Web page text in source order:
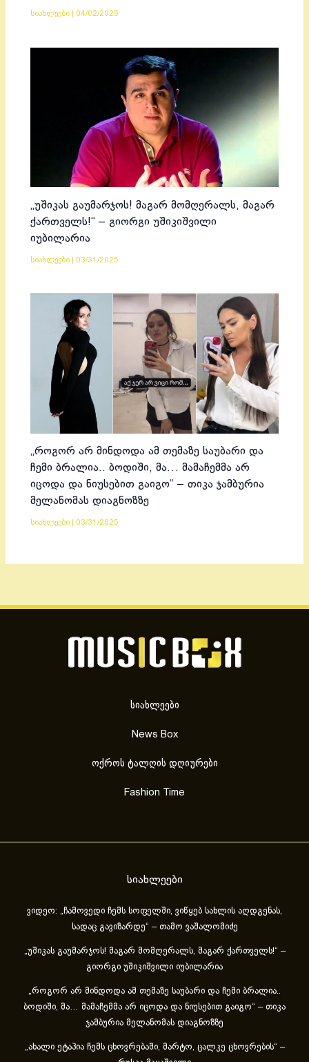
სიახლეები 04/02/2025
„უშიკას გაუმარჯოს! მაგარ მომღერალს, მაგარ
ქართველს!“ – გიორგი უშიკიშვილი
იუბილარია
სიახლეები 03/31/2025
„როგორ არ მინდოდა ამ თემაზე საუბარი და
ჩემი ბრალია.. ბოდიში, მა… მამაჩემმა არ
იცოდა და ნიუსებით გაიგო“ – თიკა ჯამბურია
მელანომას დიაგნოზზე
სიახლეები 03/31/2025
სიახლეები
News Box
ოქროს ტალღის დღიურები
Fashion Time
სიახლეები
ვიდეო: „ჩამოვედი ჩემს სოფელში, ვიწყებ სახლის აღდგენას,
სადაც გავიზარდე“ – თამო ვაშალომიძე
„უშიკას გაუმარჯოს! მაგარ მომღერალს, მაგარ ქართველს!“ –
გიორგი უშიკიშვილი იუბილარია
„როგორ არ მინდოდა ამ თემაზე საუბარი და ჩემი ბრალია..
ბოდიში, მა… მამაჩემმა არ იცოდა და ნიუსებით გაიგო“ – თიკა
ჯამბურია მელანომას დიაგნოზზე
„ახა­ლი ეტა­პია ჩემს ცხოვ­რე­ბა­ში, მარ­ტო, ცალ­კე ცხოვ­რე­ბის“ –